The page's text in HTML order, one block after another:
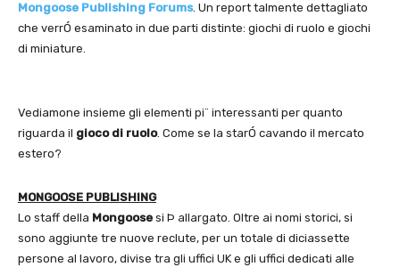
Mongoose Publishing Forums. Un report talmente dettagliato
che verrÓ esaminato in due parti distinte: giochi di ruolo e giochi
di miniature.
Vediamone insieme gli elementi pi¨ interessanti per quanto
riguarda il gioco di ruolo. Come se la starÓ cavando il mercato
estero?
MONGOOSE PUBLISHING
Lo staff della Mongoose si Þ allargato. Oltre ai nomi storici, si
sono aggiunte tre nuove reclute, per un totale di diciassette
persone al lavoro, divise tra gli uffici UK e gli uffici dedicati alle